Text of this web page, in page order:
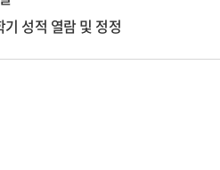
기 성적 열람 및 정정